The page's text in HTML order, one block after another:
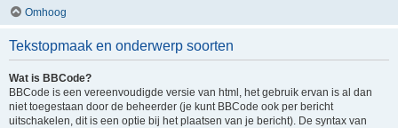
Omhoog
Tekstopmaak en onderwerp soorten
Wat is BBCode?
BBCode is een vereenvoudigde versie van html, het gebruik ervan is al dan
niet toegestaan door de beheerder (je kunt BBCode ook per bericht
uitschakelen, dit is een optie bij het plaatsen van je bericht). De syntax van